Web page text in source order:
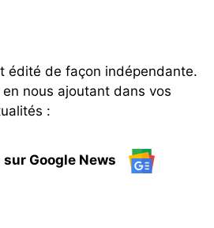
édité de façon indépendante.
nous ajoutant dans vos
:
Google News